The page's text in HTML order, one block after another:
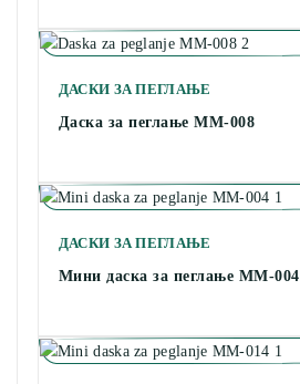
ДАСКИ ЗА ПЕГЛАЊЕ
Даска за пеглање MM-008
ДАСКИ ЗА ПЕГЛАЊЕ
Мини даска за пеглање MM-004